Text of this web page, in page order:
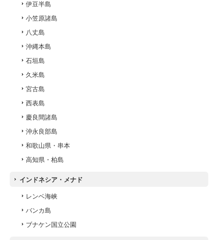
伊豆半島
小笠原諸島
八丈島
沖縄本島
石垣島
久米島
宮古島
西表島
慶良間諸島
沖永良部島
和歌山県・串本
高知県・柏島
インドネシア・メナド
レンベ海峡
バンカ島
ブナケン国立公園